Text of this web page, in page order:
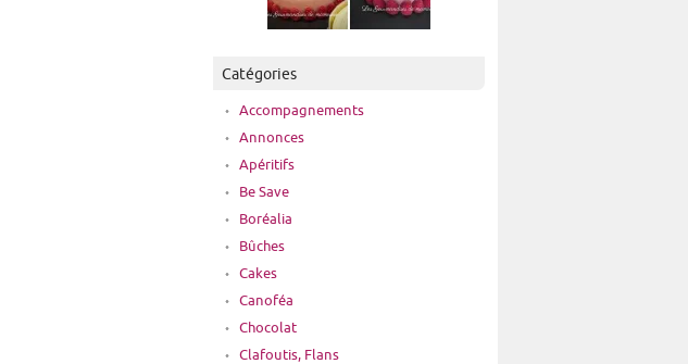
Catégories
Accompagnements
Annonces
Apéritifs
Be Save
Boréalia
Bûches
Cakes
Canoféa
Chocolat
Clafoutis, Flans